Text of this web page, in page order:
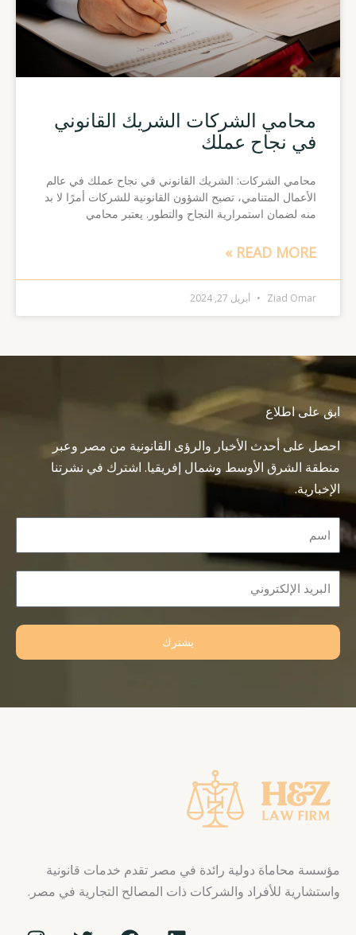
محامي الشركات الشريك القانوني
في نجاح عملك
محامي الشركات: الشريك القانوني في نجاح عملك في عالم
الأعمال المتنامي، تصبح الشؤون القانونية للشركات أمرًا لا بد
منه لضمان استمرارية النجاح والتطور. يعتبر محامي
READ MORE »
Ziad Omar أبريل 27, 2024
ابق على اطلاع
احصل على أحدث الأخبار والرؤى القانونية من مصر وعبر
منطقة الشرق الأوسط وشمال إفريقيا. اشترك في نشرتنا
الإخبارية.
Name
Email
يشترك
مؤسسة محاماة دولية رائدة في مصر تقدم خدمات قانونية
واستشارية للأفراد والشركات ذات المصالح التجارية في مصر.
L
F
T
I